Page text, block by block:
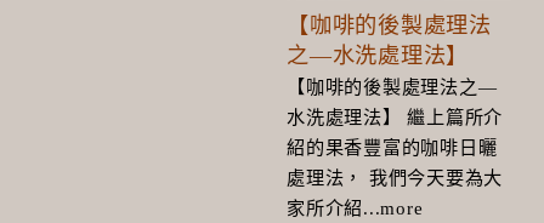
【咖啡的後製處理法
之—水洗處理法】
【咖啡的後製處理法之—
水洗處理法】 繼上篇所介
紹的果香豐富的咖啡日曬
處理法， 我們今天要為大
家所介紹...more